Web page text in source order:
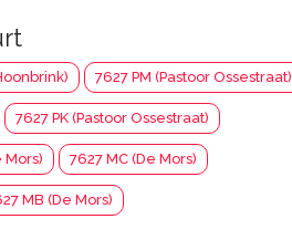
7627 PM (Pastoor Ossestraat)
7627 PK (Pastoor Ossestraat)
Mors) 7627 MC (De Mors)
MB (De Mors)